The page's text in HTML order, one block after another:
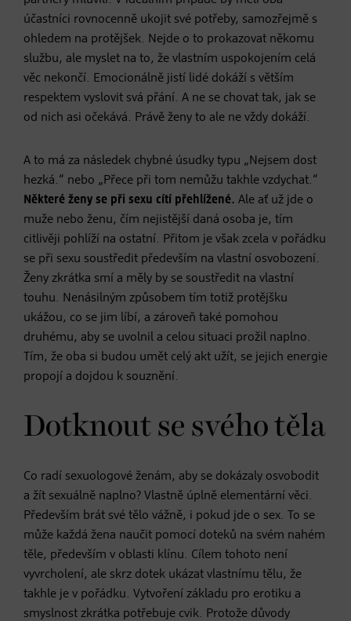
účastníci rovnocenně ukojit své potřeby, samozřejmě s
ohledem na protějšek. Nejde o to prokazovat někomu
službu, ale myslet na to, že vlastním uspokojením celá
věc nekončí. Emocionálně jistí lidé dokáží s větším
respektem vyslovit svá přání. A ne se chovat tak, jak se
od nich asi očekává. Právě ženy to ale ne vždy dokáží.
A to má za následek chybné úsudky typu „Nejsem dost
hezká.“ nebo „Přece při tom nemůžu takhle vzdychat.“
Některé ženy se při sexu cítí přehlížené. Ale ať už jde o
muže nebo ženu, čím nejistější daná osoba je, tím
citlivěji pohlíží na ostatní. Přitom je však zcela v pořádku
se při sexu soustředit především na vlastní osvobození.
Ženy zkrátka smí a měly by se soustředit na vlastní
touhu. Nenásilným způsobem tím totiž protějšku
ukážou, co se jim líbí, a zároveň také pomohou
druhému, aby se uvolnil a celou situaci prožil naplno.
Tím, že oba si budou umět celý akt užít, se jejich energie
propojí a dojdou k souznění.
Dotknout se svého těla
Co radí sexuologové ženám, aby se dokázaly osvobodit
a žít sexuálně naplno? Vlastně úplně elementární věci.
Především brát své tělo vážně, i pokud jde o sex. To se
může každá žena naučit pomocí doteků na svém nahém
těle, především v oblasti klínu. Cílem tohoto není
vyvrcholení, ale skrz dotek ukázat vlastnímu tělu, že
takhle je v pořádku. Vytvoření základu pro erotiku a
smyslnost zkrátka potřebuje cvik. Protože důvody